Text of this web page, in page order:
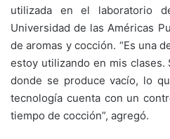
utilizada en el laboratorio
Universidad de las Américas
de aromas y cocción. “Es una
estoy utilizando en mis clases.
donde se produce vacío, lo
tecnología cuenta con un
tiempo de cocción”, agregó.